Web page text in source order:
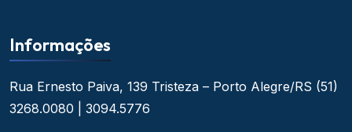
Informações
Rua Ernesto Paiva, 139 Tristeza – Porto Alegre/RS (51)
3268.0080 | 3094.5776